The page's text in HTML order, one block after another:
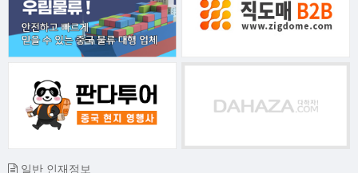
일반 인재정보